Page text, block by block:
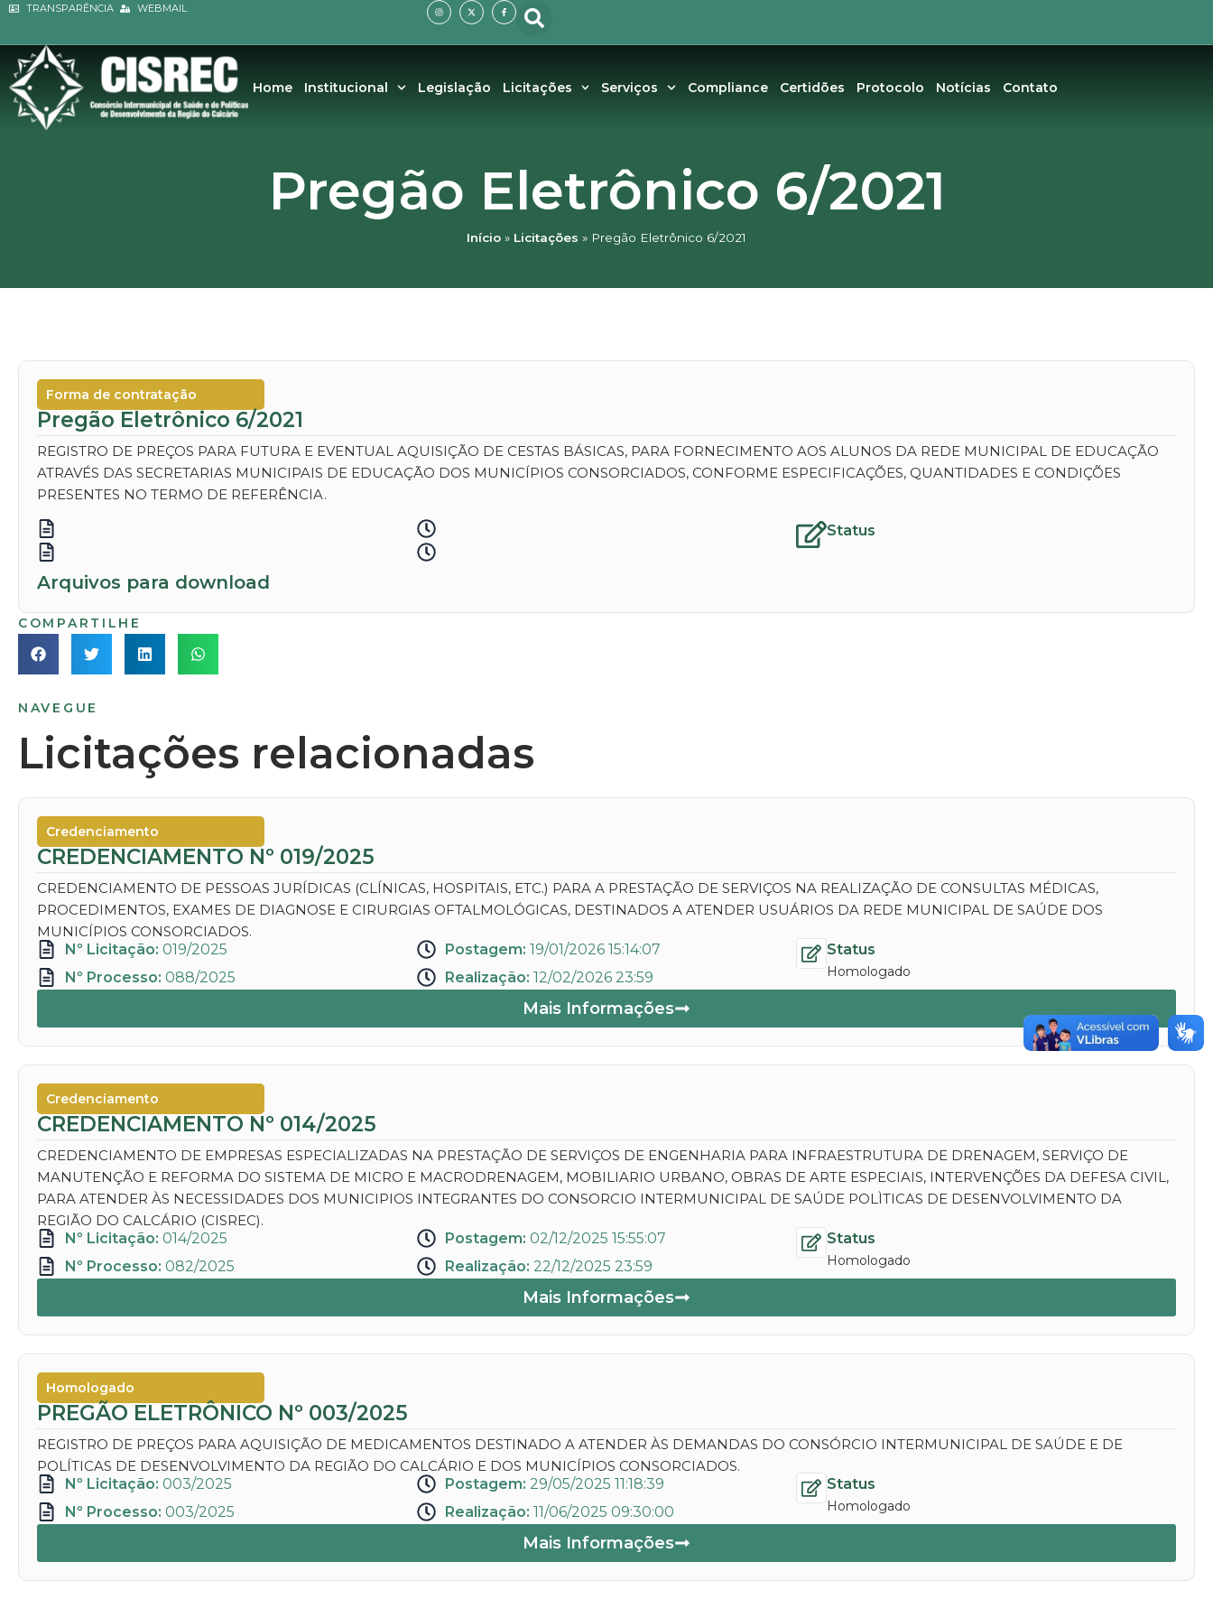
Ir
conteúdo
TRANSPARÊNCIA WEBMAIL
I
n
s
t
g
X
-
t
w
t
F
a
c
e
o
Home Institucional Legislação Licitações Serviços Compliance Certidões Protocolo Notícias Contato
Pregão Eletrônico 6/2021
Início » Licitações » Pregão Eletrônico 6/2021
Forma de contratação
Pregão Eletrônico 6/2021
REGISTRO DE PREÇOS PARA FUTURA E EVENTUAL AQUISIÇÃO DE CESTAS BÁSICAS, PARA FORNECIMENTO AOS ALUNOS DA REDE MUNICIPAL DE EDUCAÇÃO
ATRAVÉS DAS SECRETARIAS MUNICIPAIS DE EDUCAÇÃO DOS MUNICÍPIOS CONSORCIADOS, CONFORME ESPECIFICAÇÕES, QUANTIDADES E CONDIÇÕES
PRESENTES NO TERMO DE REFERÊNCIA.
Status
Arquivos para download
COMPARTILHE
NAVEGUE
Licitações relacionadas
Credenciamento
CREDENCIAMENTO Nº 019/2025
CREDENCIAMENTO DE PESSOAS JURÍDICAS (CLÍNICAS, HOSPITAIS, ETC.) PARA A PRESTAÇÃO DE SERVIÇOS NA REALIZAÇÃO DE CONSULTAS MÉDICAS,
PROCEDIMENTOS, EXAMES DE DIAGNOSE E CIRURGIAS OFTALMOLÓGICAS, DESTINADOS A ATENDER USUÁRIOS DA REDE MUNICIPAL DE SAÚDE DOS
MUNICÍPIOS CONSORCIADOS.
Nº Licitação: 019/2025
Nº Processo: 088/2025
Postagem: 19/01/2026 15:14:07
Realização: 12/02/2026 23:59
Status
Homologado
Mais Informações
Credenciamento
CREDENCIAMENTO Nº 014/2025
CREDENCIAMENTO DE EMPRESAS ESPECIALIZADAS NA PRESTAÇÃO DE SERVIÇOS DE ENGENHARIA PARA INFRAESTRUTURA DE DRENAGEM, SERVIÇO DE
MANUTENÇÃO E REFORMA DO SISTEMA DE MICRO E MACRODRENAGEM, MOBILIARIO URBANO, OBRAS DE ARTE ESPECIAIS, INTERVENÇÕES DA DEFESA CIVIL,
PARA ATENDER ÀS NECESSIDADES DOS MUNICIPIOS INTEGRANTES DO CONSORCIO INTERMUNICIPAL DE SAÚDE POLÌTICAS DE DESENVOLVIMENTO DA
REGIÃO DO CALCÁRIO (CISREC).
Nº Licitação: 014/2025
Nº Processo: 082/2025
Postagem: 02/12/2025 15:55:07
Realização: 22/12/2025 23:59
Status
Homologado
Mais Informações
Homologado
PREGÃO ELETRÔNICO Nº 003/2025
REGISTRO DE PREÇOS PARA AQUISIÇÃO DE MEDICAMENTOS DESTINADO A ATENDER ÀS DEMANDAS DO CONSÓRCIO INTERMUNICIPAL DE SAÚDE E DE
POLÍTICAS DE DESENVOLVIMENTO DA REGIÃO DO CALCÁRIO E DOS MUNICÍPIOS CONSORCIADOS.
Nº Licitação: 003/2025
Nº Processo: 003/2025
Postagem: 29/05/2025 11:18:39
Realização: 11/06/2025 09:30:00
Status
Homologado
Mais Informações